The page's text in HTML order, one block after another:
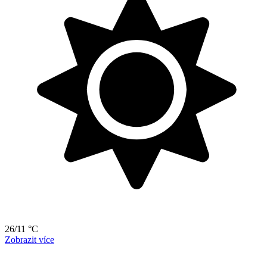
26/11 °C
Zobrazit více